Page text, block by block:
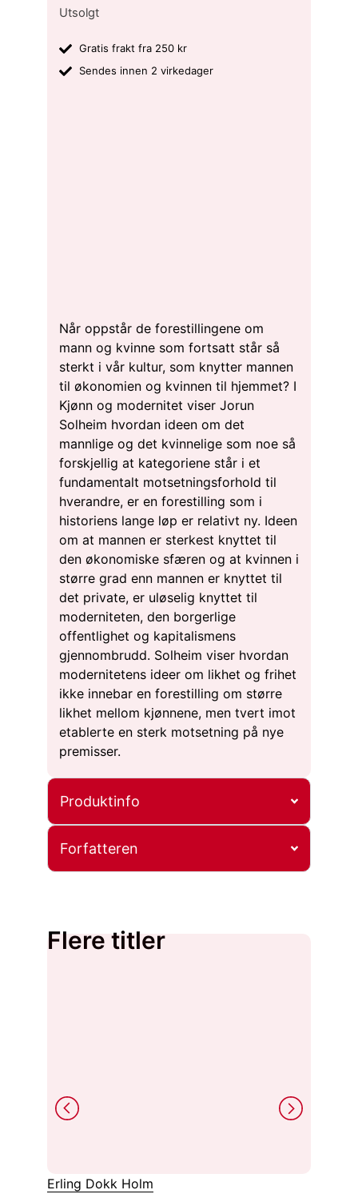
Utsolgt
Gratis frakt fra 250 kr
Sendes innen 2 virkedager
Når oppstår de forestillingene om
mann og kvinne som fortsatt står så
sterkt i vår kultur, som knytter mannen
til økonomien og kvinnen til hjemmet? I
Kjønn og modernitet viser Jorun
Solheim hvordan ideen om det
mannlige og det kvinnelige som noe så
forskjellig at kategoriene står i et
fundamentalt motsetningsforhold til
hverandre, er en forestilling som i
historiens lange løp er relativt ny. Ideen
om at mannen er sterkest knyttet til
den økonomiske sfæren og at kvinnen i
større grad enn mannen er knyttet til
det private, er uløselig knyttet til
moderniteten, den borgerlige
offentlighet og kapitalismens
gjennombrudd. Solheim viser hvordan
modernitetens ideer om likhet og frihet
ikke innebar en forestilling om større
likhet mellom kjønnene, men tvert imot
etablerte en sterk motsetning på nye
premisser.
Produktinfo
Forfatteren
Flere titler
Erling Dokk Holm